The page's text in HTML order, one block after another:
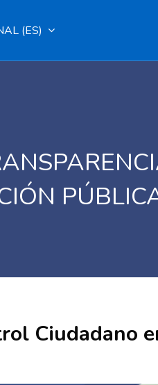
‎(ES)‎
Ciudadano